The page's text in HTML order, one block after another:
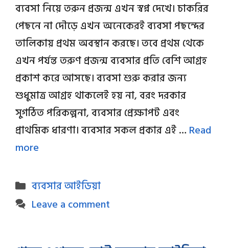
ব্যবসা নিয়ে তরুন প্রজন্ম এখন স্বপ্ন দেখে। চাকরির
পেছনে না দৌড়ে এখন অনেকেরই ব্যবসা পছন্দের
তালিকায় প্রথম অবস্থান করছে। তবে প্রথম থেকে
এখন পর্যন্ত তরুণ প্রজন্ম ব্যবসার প্রতি বেশি আগ্রহ
প্রকাশ করে আসছে। ব্যবসা শুরু করার জন্য
শুধুমাত্র আগ্রহ থাকলেই হয় না, বরং দরকার
সুগঠিত পরিকল্পনা, ব্যবসার প্রেক্ষাপট এবং
প্রাথমিক ধারণা। ব্যবসার সকল প্রকার এই …Read
more
Categories
ব্যবসার আইডিয়া
Leave a comment